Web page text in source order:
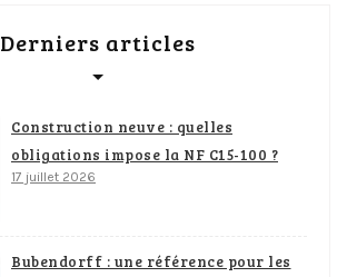
Derniers articles
Construction neuve : quelles
obligations impose la NF C15-100 ?
17 juillet 2026
Bubendorff : une référence pour les